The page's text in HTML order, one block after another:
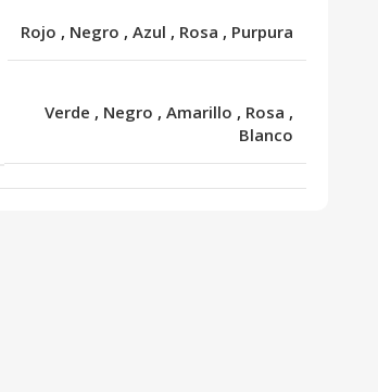
Rojo , Negro ,Azul , Rosa , Purpura
Verde , Negro ,Amarillo , Rosa ,
Blanco